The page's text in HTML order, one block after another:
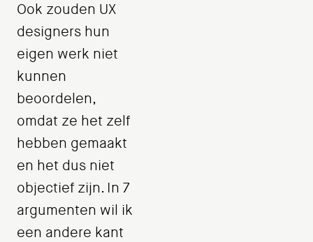
Ook zouden UX
designers hun
eigen werk niet
kunnen
beoordelen,
omdat ze het zelf
hebben gemaakt
en het dus niet
objectief zijn. In 7
argumenten wil ik
een andere kant